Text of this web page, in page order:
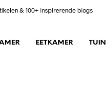
& 100+ inspirerende blogs
EETKAMER TUIN